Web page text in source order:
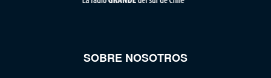
SOBRE NOSOTROS